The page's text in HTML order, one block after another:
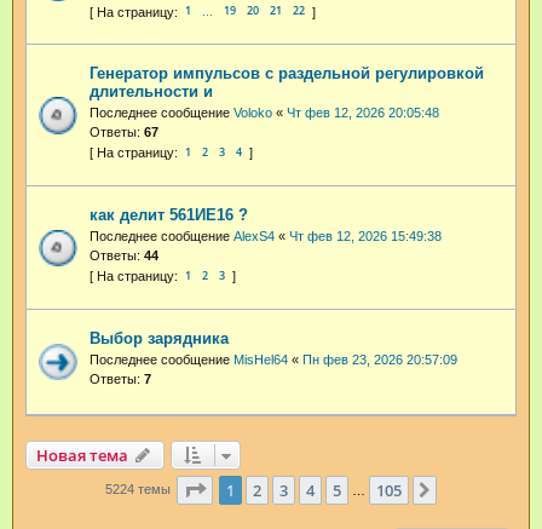
1 19 20 21 22
Генератор импульсов с раздельной регулировкой
длительности и
Последнее сообщение Voloko « Чт фев 12, 2026 20:05:48
Ответы: 67
1 2 3 4
как делит 561ИЕ16 ?
Последнее сообщение AlexS4 « Чт фев 12, 2026 15:49:38
Ответы: 44
1 2 3
Выбор зарядника
Последнее сообщение MisHel64 « Пн фев 23, 2026 20:57:09
Ответы: 7
Новая тема
5224 темы Страница из 105
1 2 3 4 5 105